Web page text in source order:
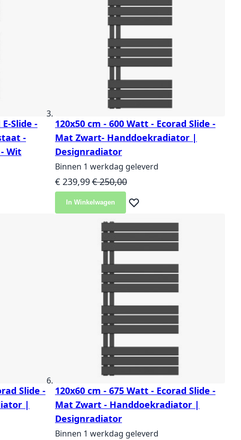
Slide -
-
Wit
verlanglijst
120x50 cm - 600 Watt - Ecorad Slide -
Mat Zwart- Handdoekradiator |
Designradiator
Binnen 1 werkdag geleverd
Speciale prijs
€ 239,99Normale prijs
€ 250,00
In Winkelwagen Voeg toe aan verlanglijst
Slide -
|
120x60 cm - 675 Watt - Ecorad Slide -
Mat Zwart - Handdoekradiator |
Designradiator
Binnen 1 werkdag geleverd